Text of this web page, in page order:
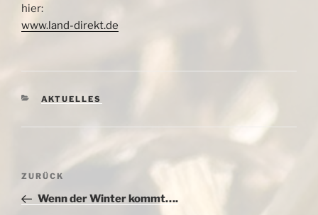
hier:
www.land-direkt.de
KATEGORIEN
AKTUELLES
Beitragsnavigation
Vorheriger
Beitrag
ZURÜCK
Wenn der Winter kommt….